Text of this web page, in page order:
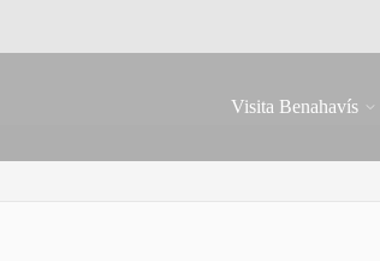
Visita Benahavís